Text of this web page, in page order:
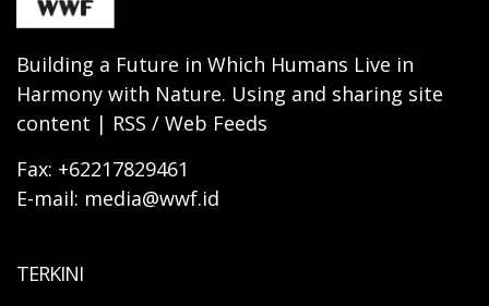
Building a Future in Which Humans Live in
Harmony with Nature. Using and sharing site
content | RSS / Web Feeds
Fax: +62217829461
E-mail: media@wwf.id
TERKINI